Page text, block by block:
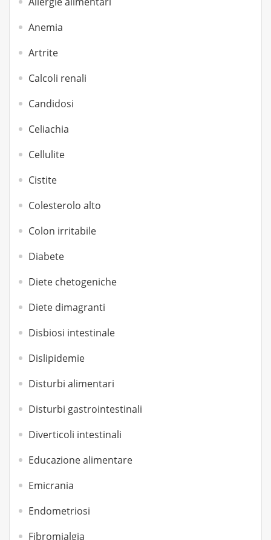
Anemia
Artrite
Calcoli renali
Candidosi
Celiachia
Cellulite
Cistite
Colesterolo alto
Colon irritabile
Diabete
Diete chetogeniche
Diete dimagranti
Disbiosi intestinale
Dislipidemie
Disturbi alimentari
Disturbi gastrointestinali
Diverticoli intestinali
Educazione alimentare
Emicrania
Endometriosi
Fibromialgia